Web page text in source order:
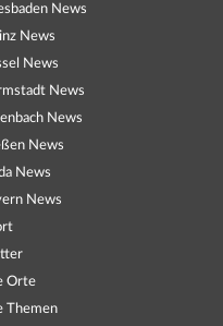
News
News
News
News
News
News
News
News
Orte
Themen